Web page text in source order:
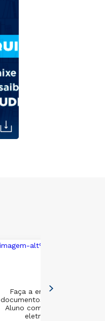
Faça a emissão de
documentos na Área do
Aluno com assinatura
eletrônica